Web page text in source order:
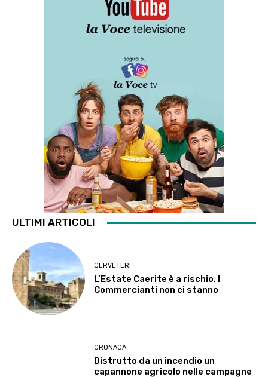
ULTIMI ARTICOLI
CERVETERI
L’Estate Caerite è a rischio. I
Commercianti non ci stanno
CRONACA
Distrutto da un incendio un
capannone agricolo nelle campagne